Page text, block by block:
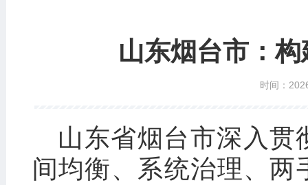
山东烟台市：
时间：
山东省烟台市深入贯
间均衡、系统治理、两